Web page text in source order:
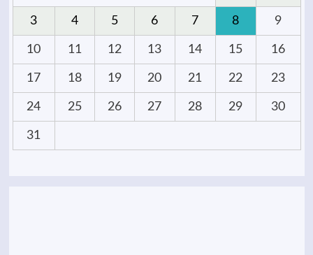
3 4 5 6 7 8 9
10 11 12 13 14 15 16
17 18 19 20 21 22 23
24 25 26 27 28 29 30
31